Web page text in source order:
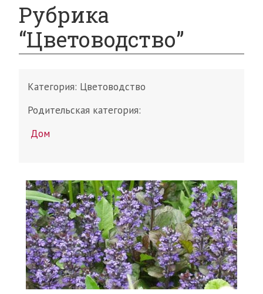
Рубрика
“Цветоводство”
Категория: Цветоводство
Родительская категория:
Дом